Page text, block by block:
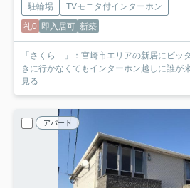
駐輪場
TVモニタ付インターホン
礼0 即入居可 新築
「さくら 」：宮崎市エリアの新居にピッ
きに行かなくてもインターホン越しに誰が
見る
アパート